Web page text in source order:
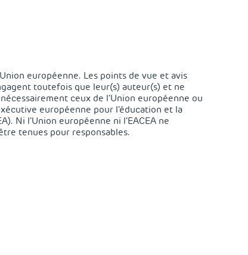
européenne. Les points de vue et avis
toutefois que leur(s) auteur(s) et ne
ceux de l’Union européenne ou
européenne pour l’éducation et la
Ni l’Union européenne ni l’EACEA ne
tenues pour responsables.